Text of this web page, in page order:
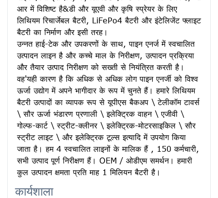
आर में विशिष्ट है&डी और यूएवी और कृषि स्प्रेयर के लिए
लिथियम रिचार्जेबल बैटरी, LiFePo4 बैटरी और इंटेलिजेंट फ्लाइट
बैटरी का निर्माण और इसी तरह।
उन्नत हाई-टेक और उपकरणों के साथ, पाइन एनर्ज में स्वचालित
उत्पादन लाइन है और कच्चे माल के निरीक्षण, उत्पादन प्रक्रिया
और तैयार उत्पाद निरीक्षण को सख्ती से नियंत्रित करती है।
वह'यही कारण है कि अधिक से अधिक लोग पाइन एनर्जी को विश्व
ऊर्जा उद्योग में अपने भागीदार के रूप में चुनते हैं। हमारे लिथियम
बैटरी उत्पादों का व्यापक रूप से यूपीएस बैकअप \ टेलीकॉम टावर्स
\ सौर ऊर्जा भंडारण प्रणाली \ इलेक्ट्रिक वाहन \ एजीवी \
गोल्फ-कार्ट \ स्ट्रीट-क्लीनर \ इलेक्ट्रिक-मोटरसाइकिल \ सौर
स्ट्रीट लाइट \ और इलेक्ट्रिक टूल्स इत्यादि में उपयोग किया
जाता है। हम 4 स्वचालित लाइनों के मालिक हैं , 150 कर्मचारी,
सभी उत्पाद पूर्ण निरीक्षण हैं। OEM / ओडीएम समर्थन। हमारी
कुल उत्पादन क्षमता प्रति माह 1 मिलियन बैटरी है।
कार्यशाला